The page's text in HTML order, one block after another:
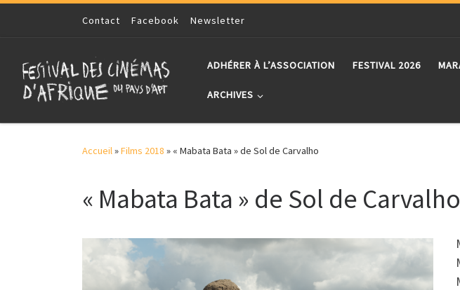
Skip to contentContact Facebook Newsletter
ADHÉRER À L’ASSOCIATION FESTIVAL 2026
ARCHIVES
Accueil»Films 2018 » « Mabata Bata » de Sol de Carvalho
« Mabata Bata » de Sol de Carvalho